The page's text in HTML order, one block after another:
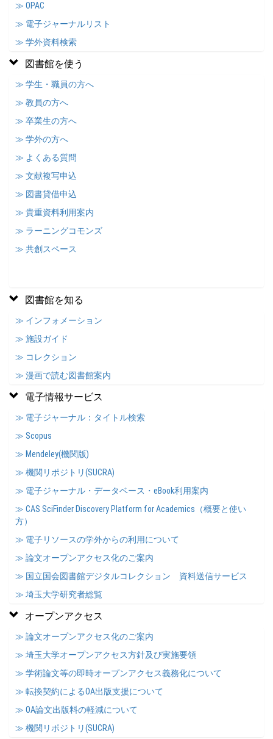
≫ OPAC
≫ 電子ジャーナルリスト
≫ 学外資料検索
図書館を使う
≫ 学生・職員の方へ
≫ 教員の方へ
≫ 卒業生の方へ
≫ 学外の方へ
≫ よくある質問
≫ 文献複写申込
≫ 図書貸借申込
≫ 貴重資料利用案内
≫ ラーニングコモンズ
≫ 共創スペース
図書館を知る
≫ インフォメーション
≫ 施設ガイド
≫ コレクション
≫ 漫画で読む図書館案内
電子情報サービス
≫ 電子ジャーナル：タイトル検索
≫ Scopus
≫ Mendeley(機関版)
≫ 機関リポジトリ(SUCRA)
≫ 電子ジャーナル・データベース・eBook利用案内
≫ CAS SciFinder Discovery Platform for Academics（概要と使い
方）
≫ 電子リソースの学外からの利用について
≫ 論文オープンアクセス化のご案内
≫ 国立国会図書館デジタルコレクション 資料送信サービス
≫ 埼玉大学研究者総覧
オープンアクセス
≫ 論文オープンアクセス化のご案内
≫ 埼玉大学オープンアクセス方針及び実施要領
≫ 学術論文等の即時オープンアクセス義務化について
≫ 転換契約によるOA出版支援について
≫ OA論文出版料の軽減について
≫ 機関リポジトリ(SUCRA)